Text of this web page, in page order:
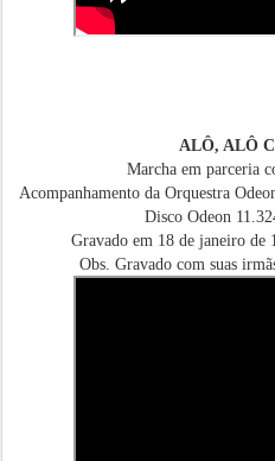
ALÔ, ALÔ
Marcha em parceria
Acompanhamento da Orquestra
Disco Odeon
Gravado em 18 de janeiro de
Obs. Gravado com suas